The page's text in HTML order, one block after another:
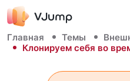
Главная Темы
Клонируем себя во